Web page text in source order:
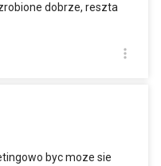
dobrze, reszta
byc moze sie